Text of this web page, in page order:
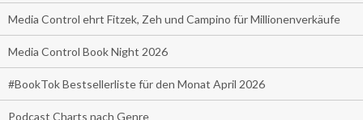
Media Control ehrt Fitzek, Zeh und Campino für Millionenverkäufe
Media Control Book Night 2026
#BookTok Bestsellerliste für den Monat April 2026
Podcast Charts nach Genre